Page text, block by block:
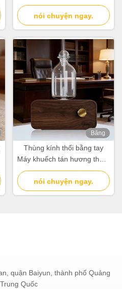
cát dùng cho gia đình, văn
phòng màu trắng
nói chuyện ngay.
Băng
Thùng kính thổi bằng tay
Máy khuếch tán hương thơm
với bảo quản hạt gỗ tự nhiên
nói chuyện ngay.
quận Baiyun, thành phố Quảng
Quốc